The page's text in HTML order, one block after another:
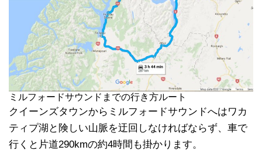
ミルフォードサウンドまでの行き方ルート
クイーンズタウンからミルフォードサウンドへはワカ
ティプ湖と険しい山脈を迂回しなければならず、車で
行くと片道290kmの約4時間も掛かります。